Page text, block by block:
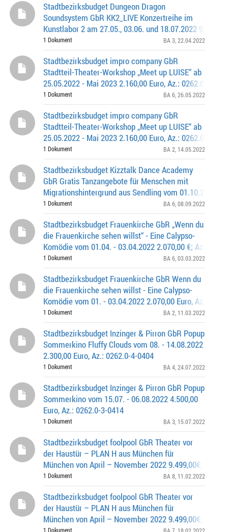
Stadtbezirksbudget Dungeon Dragon
Soundsystem GbR KK2_LIVE Konzertreihe im
Kunstlabor 2 am 27.05., 03.06. und 18.07.2022
Az.: 0262.0-3-0396
1 Dokument BA 3 , 22.04.2022
Stadtbezirksbudget impro company GbR
Stadtteil-Theater-Workshop „Meet up LUISE“ ab
25.05.2022 - Mai 2023 2.160,00 Euro, Az.: 0262.0-6-
1 Dokument BA 6 , 26.05.2022
Stadtbezirksbudget impro company GbR
Stadtteil-Theater-Workshop „Meet up LUISE“ ab
25.05.2022 - Mai 2023 2.160,00 Euro, Az.: 0262.0-2-
1 Dokument BA 2 , 14.05.2022
Stadtbezirksbudget Kizztalk Dance Academy
GbR Gratis Tanzangebote für Menschen mit
Migrationshintergrund aus Sendling vom 01.10.2022 -
30.09.2023 3.320,00 Euro, Az.: 0262.0-6-0396
1 Dokument BA 6 , 08.09.2022
Stadtbezirksbudget Frauenkirche GbR „Wenn du
die Frauenkirche sehen willst“ - Eine Calypso-
Komödie vom 01.04. - 03.04.2022 2.070,00 €; Az.
1 Dokument BA 6 , 03.03.2022
Stadtbezirksbudget Frauenkirche GbR Wenn du
die Frauenkirche sehen willst - Eine Calypso-
Komödie vom 01. - 03.04.2022 2.070,00 Euro, Az.:
0435
1 Dokument BA 2 , 11.03.2022
Stadtbezirksbudget Inzinger & Pirron GbR Popup
Sommerkino Fluffy Clouds vom 08. - 14.08.2022
2.300,00 Euro, Az.: 0262.0-4-0404
1 Dokument BA 4 , 24.07.2022
Stadtbezirksbudget Inzinger & Pirron GbR Popup
Sommerkino vom 15.07. - 06.08.2022 4.500,00
Euro, Az.: 0262.0-3-0414
1 Dokument BA 3 , 15.07.2022
Stadtbezirksbudget foolpool GbR Theater vor
der Haustür – PLAN H aus München für
München von April – November 2022 9.499,00€; Az.
0301
1 Dokument BA 8 , 11.02.2022
Stadtbezirksbudget foolpool GbR Theater vor
der Haustür – PLAN H aus München für
München von April – November 2022 9.499,00€; Az.
1 Dokument